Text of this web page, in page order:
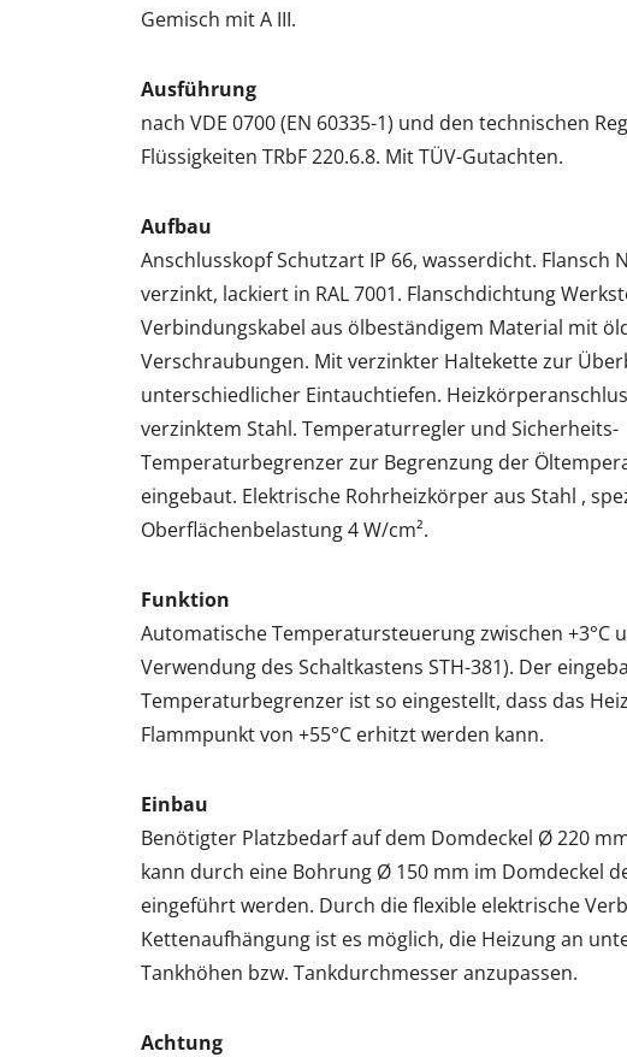
Gemisch mit A III.
Ausführung
nach VDE 0700 (EN 60335-1) und den technischen
Flüssigkeiten TRbF 220.6.8. Mit TÜV-Gutachten.
Aufbau
Anschlusskopf Schutzart IP 66, wasserdicht. Flansch
verzinkt, lackiert in RAL 7001. Flanschdichtung
Verbindungskabel aus ölbeständigem Material mit
Verschraubungen. Mit verzinkter Haltekette zur
unterschiedlicher Eintauchtiefen.
verzinktem Stahl. Temperaturregler und Sicherheits-
Temperaturbegrenzer zur Begrenzung der
eingebaut. Elektrische Rohrheizkörper aus Stahl ,
Oberflächenbelastung 4 W/cm².
Funktion
Automatische Temperatursteuerung zwischen +3°C
Verwendung des Schaltkastens STH-381). Der
Temperaturbegrenzer ist so eingestellt, dass das
Flammpunkt von +55°C erhitzt werden kann.
Einbau
Benötigter Platzbedarf auf dem Domdeckel Ø 220
kann durch eine Bohrung Ø 150 mm im Domdeckel
eingeführt werden. Durch die flexible elektrische
Kettenaufhängung ist es möglich, die Heizung an
Tankhöhen bzw. Tankdurchmesser anzupassen.
Achtung